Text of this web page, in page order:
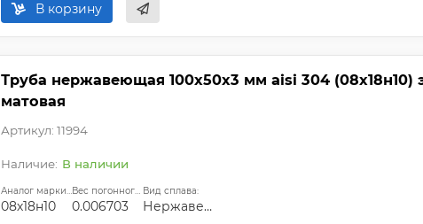
В корзину
Труба нержавеющая 100х50х3 мм aisi 304 (08х18н10)
матовая
Артикул: 11994
В наличии
Аналог марки стали:
08х18н10
Вес погонного метра, т.:
0.006703
Вид сплава:
Нержавеющая сталь